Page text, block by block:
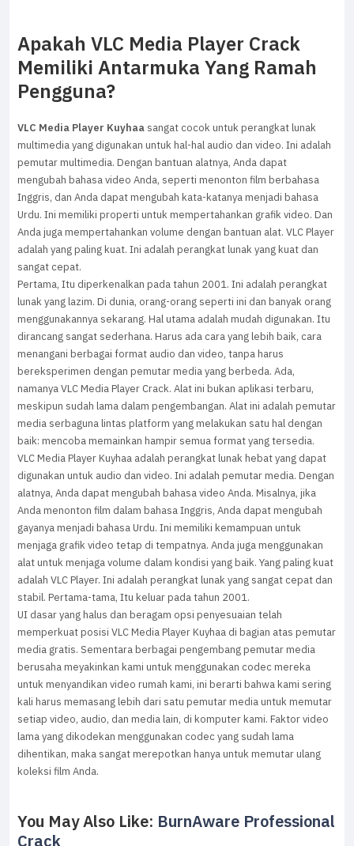
Apakah VLC Media Player Crack
Memiliki Antarmuka Yang Ramah
Pengguna?
VLC Media Player Kuyhaa sangat cocok untuk perangkat lunak
multimedia yang digunakan untuk hal-hal audio dan video. Ini adalah
pemutar multimedia. Dengan bantuan alatnya, Anda dapat
mengubah bahasa video Anda, seperti menonton film berbahasa
Inggris, dan Anda dapat mengubah kata-katanya menjadi bahasa
Urdu. Ini memiliki properti untuk mempertahankan grafik video. Dan
Anda juga mempertahankan volume dengan bantuan alat. VLC Player
adalah yang paling kuat. Ini adalah perangkat lunak yang kuat dan
sangat cepat.
Pertama, Itu diperkenalkan pada tahun 2001. Ini adalah perangkat
lunak yang lazim. Di dunia, orang-orang seperti ini dan banyak orang
menggunakannya sekarang. Hal utama adalah mudah digunakan. Itu
dirancang sangat sederhana. Harus ada cara yang lebih baik, cara
menangani berbagai format audio dan video, tanpa harus
bereksperimen dengan pemutar media yang berbeda. Ada,
namanya VLC Media Player Crack. Alat ini bukan aplikasi terbaru,
meskipun sudah lama dalam pengembangan. Alat ini adalah pemutar
media serbaguna lintas platform yang melakukan satu hal dengan
baik: mencoba memainkan hampir semua format yang tersedia.
VLC Media Player Kuyhaa adalah perangkat lunak hebat yang dapat
digunakan untuk audio dan video. Ini adalah pemutar media. Dengan
alatnya, Anda dapat mengubah bahasa video Anda. Misalnya, jika
Anda menonton film dalam bahasa Inggris, Anda dapat mengubah
gayanya menjadi bahasa Urdu. Ini memiliki kemampuan untuk
menjaga grafik video tetap di tempatnya. Anda juga menggunakan
alat untuk menjaga volume dalam kondisi yang baik. Yang paling kuat
adalah VLC Player. Ini adalah perangkat lunak yang sangat cepat dan
stabil. Pertama-tama, Itu keluar pada tahun 2001.
UI dasar yang halus dan beragam opsi penyesuaian telah
memperkuat posisi VLC Media Player Kuyhaa di bagian atas pemutar
media gratis. Sementara berbagai pengembang pemutar media
berusaha meyakinkan kami untuk menggunakan codec mereka
untuk menyandikan video rumah kami, ini berarti bahwa kami sering
kali harus memasang lebih dari satu pemutar media untuk memutar
setiap video, audio, dan media lain, di komputer kami. Faktor video
lama yang dikodekan menggunakan codec yang sudah lama
dihentikan, maka sangat merepotkan hanya untuk memutar ulang
koleksi film Anda.
You May Also Like: BurnAware Professional
Crack